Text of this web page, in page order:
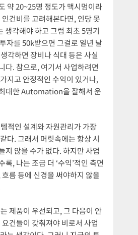
약 20~25명 정도가 맥시멈이라
건비를 고려해본다면, 인당 못
생각해야 하고 그럼 최초 5명기
자를 50k받으면 그걸로 일년 날
각하면 장비나 식대 등은 사실
다. 참으로, 여기서 사업하려면
지고 안정적인 수익이 있거나,
대한 Automation을 잘해서 운
적인 설계와 자원관리가 가장
다. 그래서 머릿속에는 항상 시
지 않을 수가 없다. 하지만 사업
록, 나는 조금 더 ‘수익’적인 측면
름 등에 신경을 써야하지 않을
제품이 우선되고, 그 다음이 안
건들이 갖춰져야 비로서 사업